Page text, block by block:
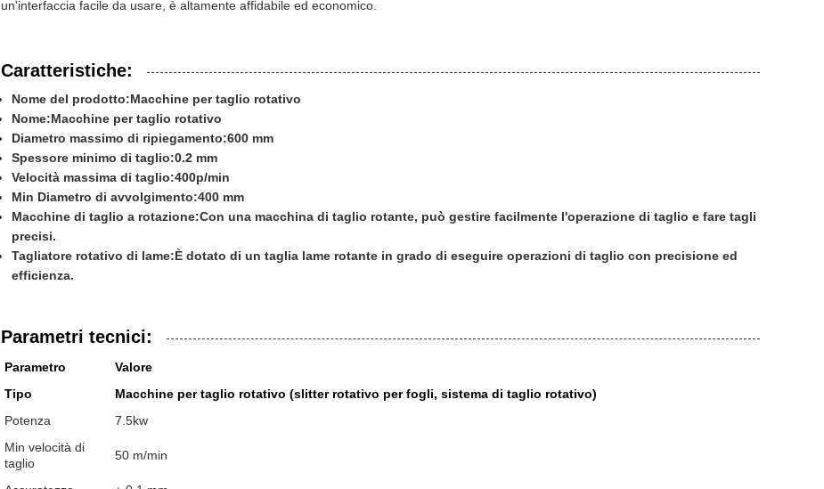
un'interfaccia facile da usare, è altamente affidabile ed economico.
Caratteristiche:
Nome del prodotto:Macchine per taglio rotativo
Nome:Macchine per taglio rotativo
Diametro massimo di ripiegamento:600 mm
Spessore minimo di taglio:0.2 mm
Velocità massima di taglio:400p/min
Min Diametro di avvolgimento:400 mm
Macchine di taglio a rotazione:Con una macchina di taglio rotante, può gestire facilmente l'operazione di taglio e fare tagli
precisi.
Tagliatore rotativo di lame:È dotato di un taglia lame rotante in grado di eseguire operazioni di taglio con precisione ed
efficienza.
Parametri tecnici:
Parametro
Valore
Tipo
Macchine per taglio rotativo (slitter rotativo per fogli, sistema di taglio rotativo)
Potenza
7.5kw
Min velocità di
taglio
50 m/min